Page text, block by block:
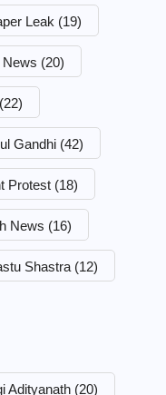
Leak (19)
News (20)
(22)
Gandhi (42)
Protest (18)
News (16)
Shastra (12)
Adityanath (20)